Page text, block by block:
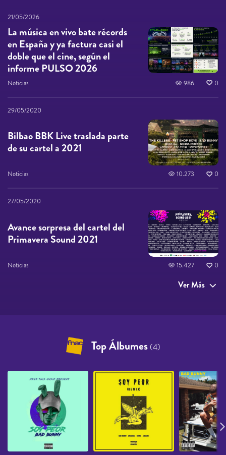
21/05/2026
La música en vivo bate récords
en España y ya factura casi el
doble que el cine, según el
informe PULSO 2026
Noticias 986 0
29/05/2020
Bilbao BBK Live traslada parte
de su cartel a 2021
Noticias 10.273 0
27/05/2020
Avance sorpresa del cartel del
Primavera Sound 2021
Noticias 15.427 0
Ver Más
Top Álbumes (4)